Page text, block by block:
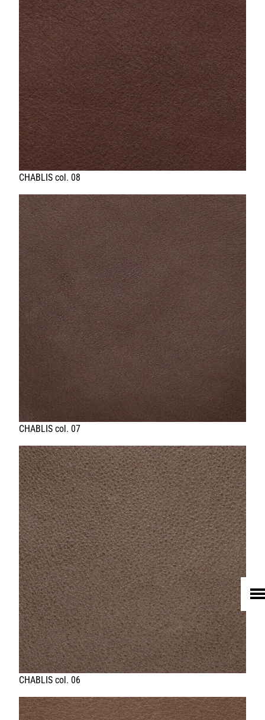
HOME
UNTERNEHMEN
LEDER
FELL
TEXTIL
ECO FRIENDLY
SHOP PELLEBELLE
PRODUKTE
KNOW HOW